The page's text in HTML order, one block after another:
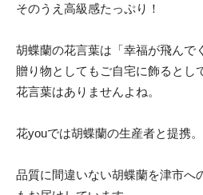
そのうえ高級感たっぷり！
胡蝶蘭の花言葉は「幸福が飛んで
贈り物としてもご自宅に飾るとし
花言葉はありませんよね。
花youでは胡蝶蘭の生産者と提携。
品質に間違いない胡蝶蘭を津市へ